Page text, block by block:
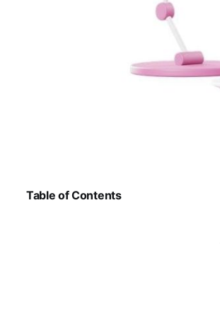
Table of Contents